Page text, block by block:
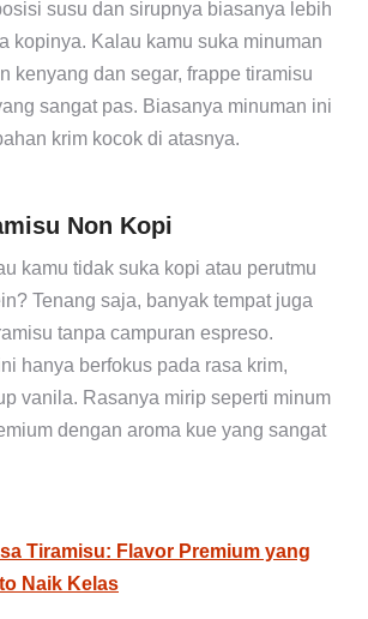
susu dan sirupnya biasanya lebih
kopinya. Kalau kamu suka minuman
kenyang dan segar, frappe tiramisu
sangat pas. Biasanya minuman ini
krim kocok di atasnya.
Non Kopi
kamu tidak suka kopi atau perutmu
Tenang saja, banyak tempat juga
tanpa campuran espreso.
hanya berfokus pada rasa krim,
vanila. Rasanya mirip seperti minum
dengan aroma kue yang sangat
Tiramisu: Flavor Premium yang
Naik Kelas